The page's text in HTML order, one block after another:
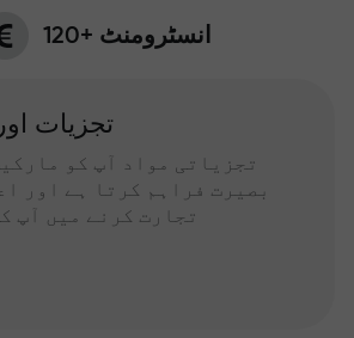
120+ انسٹرومنٹ
تجزیات
تجزیاتی مواد آپ کو
بصیرت فراہم کرتا ہے اور
تجارت کرنے میں آپ